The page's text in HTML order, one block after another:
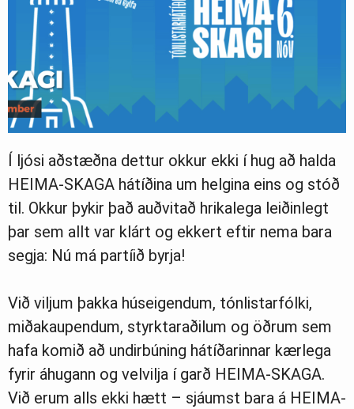
Í ljósi aðstæðna dettur okkur ekki í hug að halda
HEIMA-SKAGA hátíðina um helgina eins og stóð
til. Okkur þykir það auðvitað hrikalega leiðinlegt
þar sem allt var klárt og ekkert eftir nema bara
segja: Nú má partíið byrja!
Við viljum þakka húseigendum, tónlistarfólki,
miðakaupendum, styrktaraðilum og öðrum sem
hafa komið að undirbúning hátíðarinnar kærlega
fyrir áhugann og velvilja í garð HEIMA-SKAGA.
Við erum alls ekki hætt – sjáumst bara á HEIMA-